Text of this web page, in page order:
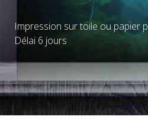
Impression sur toile ou papier
Délai 6 jours